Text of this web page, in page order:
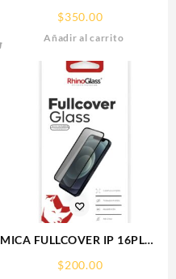
FUNCASE
$350.00
Añadir al carrito
MICA FULLCOVER IP 16PLUS
IPHONE RHINOGLASS
$200.00